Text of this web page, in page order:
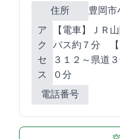
住所
豊岡市小島
ア
ク
セ
ス
【電車】ＪＲ
バス約７分 【
３１２～県道
０分
電話番号